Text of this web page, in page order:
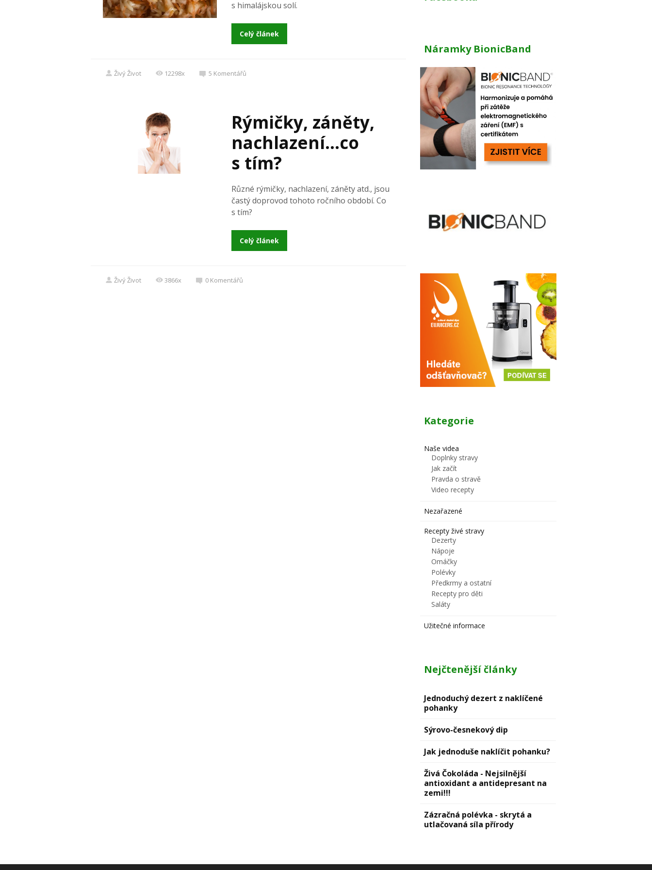
s himalájskou solí.
Celý článek
Živý Život 12298x 5 Komentářů
Rýmičky, záněty,
nachlazení…co
s tím?
Různé rýmičky, nachlazení, záněty atd., jsou
častý doprovod tohoto ročního období. Co
s tím?
Celý článek
Živý Život 3866x 0 Komentářů
Náramky BionicBand
Kategorie
Naše videa
Doplnky stravy
Jak začít
Pravda o stravě
Video recepty
Nezařazené
Recepty živé stravy
Dezerty
Nápoje
Omáčky
Polévky
Předkrmy a ostatní
Recepty pro děti
Saláty
Užitečné informace
Nejčtenější články
Jednoduchý dezert z naklíčené
pohanky
Sýrovо-česnekový dip
Jak jednoduše naklíčit pohanku?
Živá Čokoláda - Nejsilnější
antioxidant a antidepresant na
zemi!!!
Zázračná polévka - skrytá a
utlačovaná síla přírody